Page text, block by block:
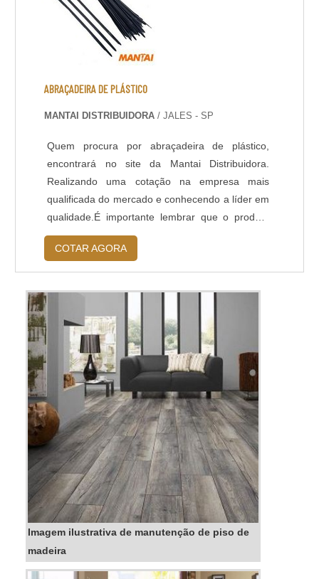
ABRAÇADEIRA DE PLÁSTICO
MANTAI DISTRIBUIDORA/ JALES - SP
Quem procura por abraçadeira de plástico,
encontrará no site da Mantai Distribuidora.
Realizando uma cotação na empresa mais
qualificada do mercado e conhecendo a líder em
qualidade.É importante lembrar que o produto
deve sempre ser adquirido com empresas
especializadas no segmento. Esse tipo de
cuidado ajuda a garantir a qualidade e
durabilidade dos materiais, além de evitar
defeituosas. ...
COTAR AGORA
Imagem ilustrativa de manutenção de piso de
madeira